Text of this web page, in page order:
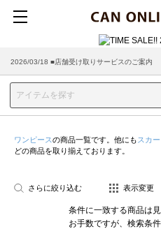
2026/03/18 ■店舗受け取りサービスのご案内
ワンピースの商品一覧です。他にも スカー
どの商品を取り揃えております。
さらに絞り込む 表示変更
条件に一致する商品は
お手数ですが、検索条